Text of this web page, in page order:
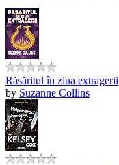
Răsăritul în ziua extragerii
by Suzanne Collins